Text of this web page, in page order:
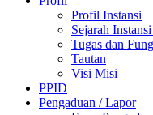
Profil Instansi
Sejarah
Tugas dan
Tautan
Visi Misi
PPID
Pengaduan / Lapor